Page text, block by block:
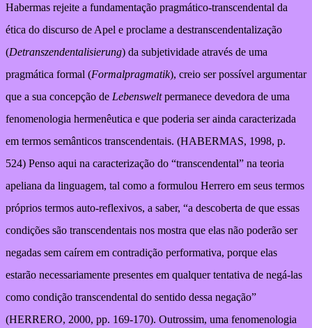
Habermas rejeite a fundamentação pragmático-transcendental da
ética do discurso de Apel e proclame a destranscendentalização
(Detranszendentalisierung) da subjetividade através de uma
pragmática formal (Formalpragmatik), creio ser possível argumentar
que a sua concepção de Lebensweltpermanece devedora de uma
fenomenologia hermenêutica e que poderia ser ainda caracterizada
em termos semânticos transcendentais. (HABERMAS, 1998, p.
524) Penso aqui na caracterização do “transcendental” na teoria
apeliana da linguagem, tal como a formulou Herrero em seus termos
próprios termos auto-reflexivos, a saber, “a descoberta de que essas
condições são transcendentais nos mostra que elas não poderão ser
negadas sem caírem em contradição performativa, porque elas
estarão necessariamente presentes em qualquer tentativa de negá-las
como condição transcendental do sentido dessa negação”
(HERRERO, 2000, pp. 169-170). Outrossim, uma fenomenologia